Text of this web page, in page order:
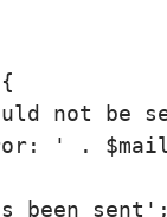
not be
' .
been